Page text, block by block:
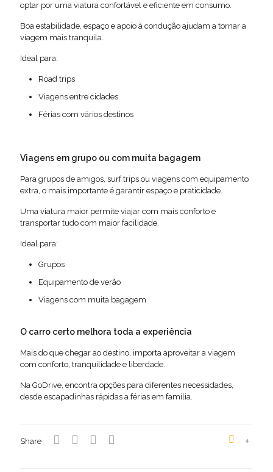
optar por uma viatura confortável e eficiente em consumo.
Boa estabilidade, espaço e apoio à condução ajudam a tornar a
viagem mais tranquila.
Ideal para:
Road trips
Viagens entre cidades
Férias com vários destinos
Viagens em grupo ou com muita bagagem
Para grupos de amigos, surf trips ou viagens com equipamento
extra, o mais importante é garantir espaço e praticidade.
Uma viatura maior permite viajar com mais conforto e
transportar tudo com maior facilidade.
Ideal para:
Grupos
Equipamento de verão
Viagens com muita bagagem
O carro certo melhora toda a experiência
Mais do que chegar ao destino, importa aproveitar a viagem
com conforto, tranquilidade e liberdade.
Na GoDrive, encontra opções para diferentes necessidades,
desde escapadinhas rápidas a férias em família.
Share 4